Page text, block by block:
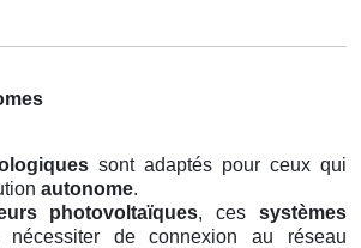
sont adaptés pour ceux qui
autonome.
photovoltaïques, cessystèmes
nécessiter de connexion au réseau